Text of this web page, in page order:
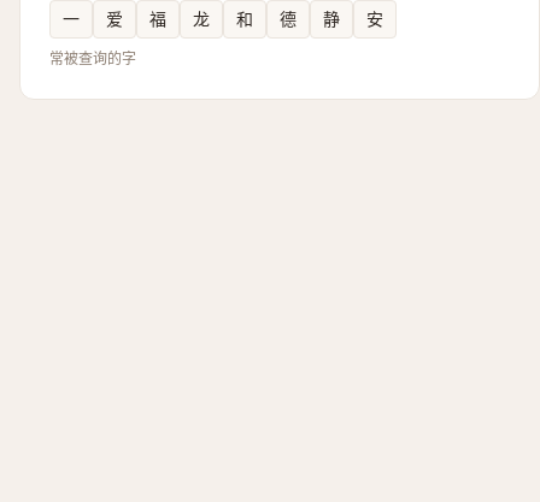
一 爱 福 龙 和 德 静 安
常被查询的字